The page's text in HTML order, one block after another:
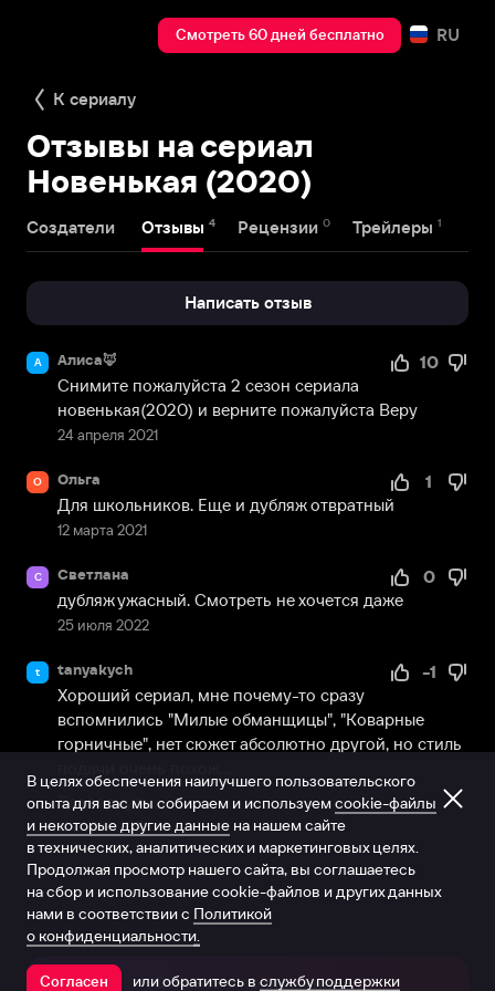
Смотреть 60 дней бесплатно RU
К сериалу
Отзывы на сериал
Новенькая (2020)
Создатели Отзывы 4 Рецензии 0 Трейлеры 1
Написать отзыв
А Алиса🦊
24 апреля 2021
10
Снимите пожалуйста 2 сезон сериала
новенькая(2020) и верните пожалуйста Веру
О Ольга
12 марта 2021
1
Для школьников. Еще и дубляж отвратный
С Светлана
25 июля 2022
0
дубляж ужасный. Смотреть не хочется даже
t tanyakych
12 марта 2021
-1
Хороший сериал, мне почему-то сразу
вспомнились "Милые обманщицы", "Коварные
горничные", нет сюжет абсолютно другой, но стиль
Развернуть
Открыть в приложении
В целях обеспечения наилучшего пользовательского
опыта для вас мы собираем и используем cookie-файлы
и некоторые другие данные на нашем сайте
в технических, аналитических и маркетинговых целях.
Продолжая просмотр нашего сайта, вы соглашаетесь
на сбор и использование cookie-файлов и других данных
нами в соответствии с Политикой
о конфиденциальности.
Согласен или обратитесь в службу поддержки